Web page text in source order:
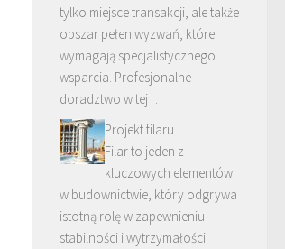
tylko miejsce transakcji, ale także
obszar pełen wyzwań, które
wymagają specjalistycznego
wsparcia. Profesjonalne
doradztwo w tej …
Projekt filaru
Filar to jeden z
kluczowych elementów
w budownictwie, który odgrywa
istotną rolę w zapewnieniu
stabilności i wytrzymałości